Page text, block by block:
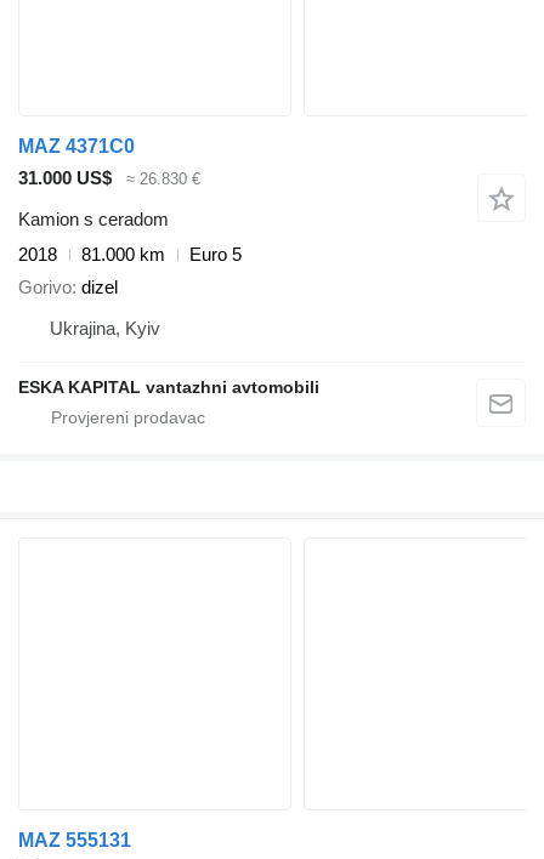
MAZ 4371C0
31.000 US$
≈ 26.830 €
Kamion s ceradom
2018
81.000 km
Euro 5
Gorivo dizel
Ukrajina, Kyiv
ESKA KAPITAL vantazhni avtomobili
MAZ 555131